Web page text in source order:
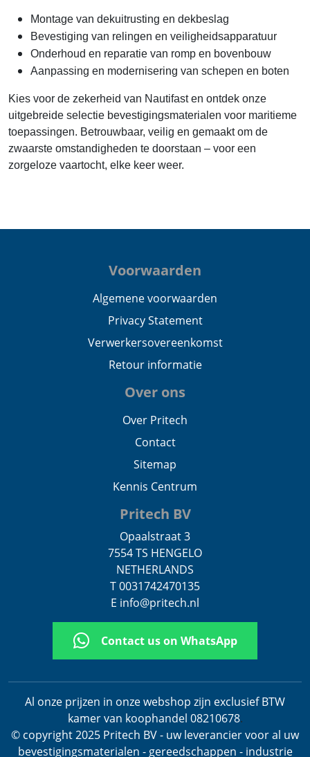
Montage van dekuitrusting en dekbeslag
Bevestiging van relingen en veiligheidsapparatuur
Onderhoud en reparatie van romp en bovenbouw
Aanpassing en modernisering van schepen en boten
Kies voor de zekerheid van Nautifast en ontdek onze
uitgebreide selectie bevestigingsmaterialen voor maritieme
toepassingen. Betrouwbaar, veilig en gemaakt om de
zwaarste omstandigheden te doorstaan – voor een
zorgeloze vaartocht, elke keer weer.
Voorwaarden
Algemene voorwaarden
Privacy Statement
Verwerkersovereenkomst
Retour informatie
Over ons
Over Pritech
Contact
Sitemap
Kennis Centrum
Pritech BV
Opaalstraat 3
7554 TS HENGELO
NETHERLANDS
T 0031742470135
E info@pritech.nl
Contact us on WhatsApp
Al onze prijzen in onze webshop zijn exclusief BTW
kamer van koophandel 08210678.
© copyright 2025 Pritech BV - uw leverancier voor al uw
bevestigingsmaterialen - gereedschappen - industrie